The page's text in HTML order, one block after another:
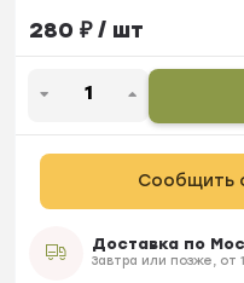
280 ₽/ шт
Сообщить
Доставка по
Завтра или позже, от